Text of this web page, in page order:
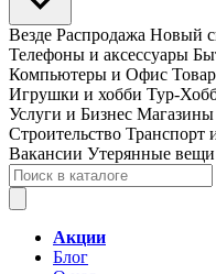
Везде Распродажа Новый
Телефоны и аксессуары
Компьютеры и Офис
Игрушки и хобби Тур-
Услуги и Бизнес Магазины
Строительство Транспорт
Вакансии Утерянные вещи
Акции
Блог